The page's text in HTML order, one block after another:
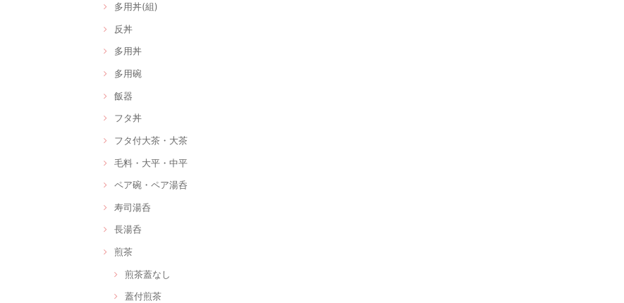
多用丼(組)
反丼
多用丼
多用碗
飯器
フタ丼
フタ付大茶・大茶
毛料・大平・中平
ペア碗・ペア湯呑
寿司湯呑
長湯呑
煎茶
煎茶蓋なし
蓋付煎茶